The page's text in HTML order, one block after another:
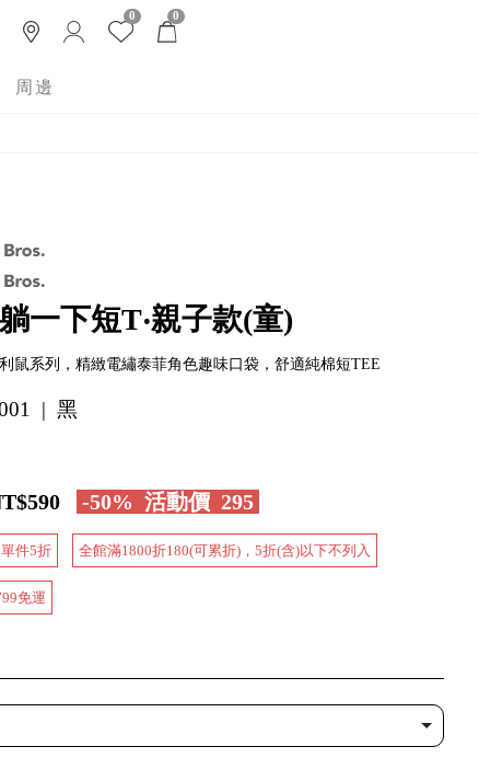
0 0
周邊
一下短T‧親子款(童)
鼠系列，精緻電繡泰菲角色趣味口袋，舒適純棉短TEE
| 黑
-50% 活動價 295
件5折 全館滿1800折180(可累折)，5折(含)以下不列入
免運